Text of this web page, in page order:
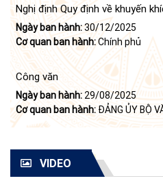
Nghị định Quy định về khuyến
Ngày ban hành:30/12/2025
Cơ quan ban hành:Chính phủ
Công văn
Ngày ban hành: 29/08/2025
Cơ quan ban hành: ĐẢNG ỦY BỘ
VIDEO